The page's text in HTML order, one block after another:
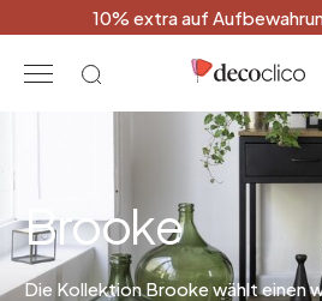
10% extra auf
Brooke
Die Kollektion Brooke wählt einen